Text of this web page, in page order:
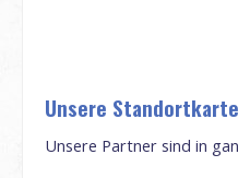
Unsere Standortkarte
Unsere Partner sind in